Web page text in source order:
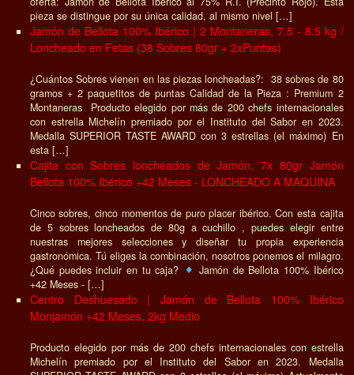
pieza se distingue por su única calidad, al mismo nivel […]
Jamón de Bellota 100% Ibérico | 2 Montaneras, 7.5 - 8.5 kg /
Loncheado en Fetas (38 Sobres 80gr + 2xPuntas)
¿Cuántos Sobres vienen en las piezas loncheadas?: 38 sobres de 80
gramos + 2 paquetitos de puntas Calidad de la Pieza : Premium 2
Montaneras Producto elegido por más de 200 chefs internacionales
con estrella Michelín premiado por el Instituto del Sabor en 2023.
Medalla SUPERIOR TASTE AWARD con 3 estrellas (el máximo) En
esta […]
Cajita con Sobres loncheados de Jamón, 7x 80gr Jamón
Bellota 100% Ibérico +42 Meses - LONCHEADO A MAQUINA
Cinco sobres, cinco momentos de puro placer ibérico. Con esta cajita
de 5 sobres loncheados de 80g a cuchillo , puedes elegir entre
nuestras mejores selecciones y diseñar tu propia experiencia
gastronómica. Tú eliges la combinación, nosotros ponemos el milagro.
¿Qué puedes incluir en tu caja?
Jamón de Bellota 100% Ibérico
+42 Meses - […]
Centro Deshuesado | Jamón de Bellota 100% Ibérico
Monjamón +42 Meses, 2kg Medio
Producto elegido por más de 200 chefs internacionales con estrella
Michelín premiado por el Instituto del Sabor en 2023. Medalla